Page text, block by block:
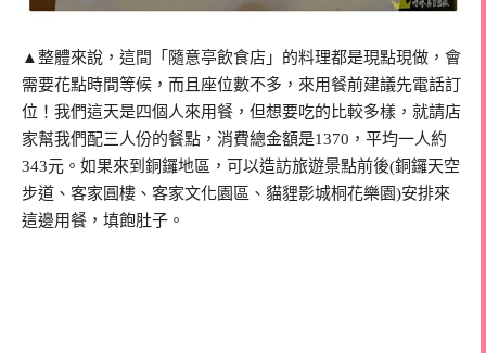
▲整體來說，這間「隨意亭飲食店」的料理都是現點現做，會
需要花點時間等候，而且座位數不多，來用餐前建議先電話訂
位！我們這天是四個人來用餐，但想要吃的比較多樣，就請店
家幫我們配三人份的餐點，消費總金額是1370，平均一人約
343元。如果來到銅鑼地區，可以造訪旅遊景點前後(銅鑼天空
步道、客家圓樓、客家文化園區、貓貍影城桐花樂園)安排來
這邊用餐，填飽肚子。